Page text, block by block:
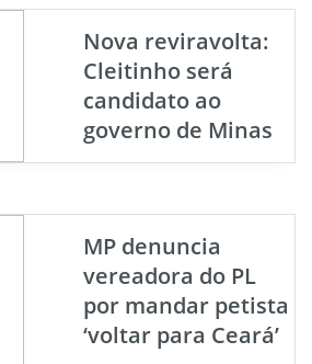
Nova reviravolta:
Cleitinho será
candidato ao
governo de Minas
MP denuncia
vereadora do PL
por mandar petista
‘voltar para Ceará’